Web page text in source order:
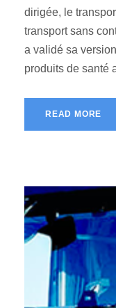
dirigée, le
transport sans
a validé sa
produits de santé
READ MORE